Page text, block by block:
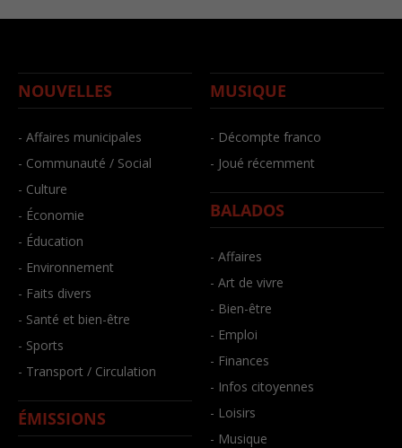
NOUVELLES
- Affaires municipales
- Communauté / Social
- Culture
- Économie
- Éducation
- Environnement
- Faits divers
- Santé et bien-être
- Sports
- Transport / Circulation
ÉMISSIONS
MUSIQUE
- Décompte franco
- Joué récemment
BALADOS
- Affaires
- Art de vivre
- Bien-être
- Emploi
- Finances
- Infos citoyennes
- Loisirs
- Musique